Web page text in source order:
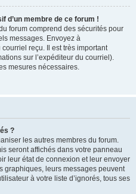
d’un membre de ce forum !
forum comprend des sécurités pour
messages. Envoyez à
reçu. Il est très important
sur l’expéditeur du courriel).
mesures nécessaires.
?
les autres membres du forum.
seront affichés dans votre panneau
leur état de connexion et leur envoyer
graphiques, leurs messages peuvent
à votre liste d’ignorés, tous ses